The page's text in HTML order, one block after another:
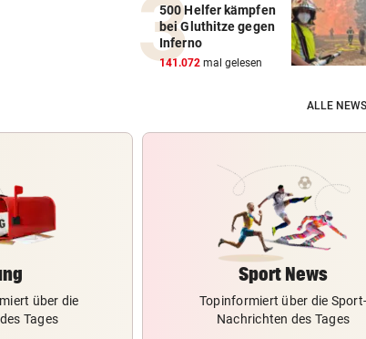
500 Helfer kämpfen
bei Gluthitze gegen
Inferno
141.072 mal gelesen
ALLE
über die
Tages
Sport News
Topinformiert über die Sport-
Nachrichten des Tages